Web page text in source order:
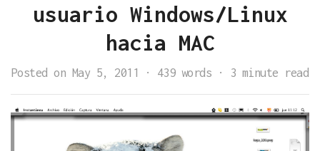
usuario Windows/Linux
hacia MAC
Posted on May 5, 2011 · 439 words · 3 minute read